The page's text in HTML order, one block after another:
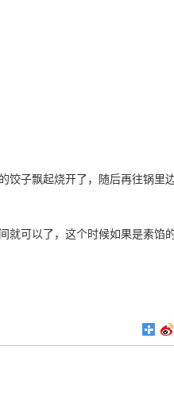
饺子飘起烧开了，随后再往锅里
就可以了，这个时候如果是素馅